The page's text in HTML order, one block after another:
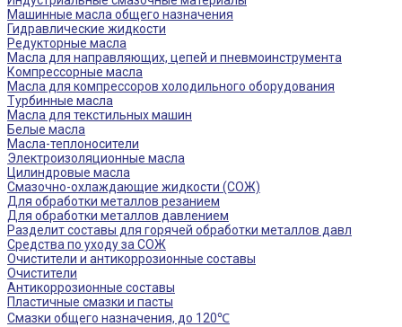
Машинные масла общего назначения
Гидравлические жидкости
Редукторные масла
Масла для направляющих, цепей и пневмоинструмента
Компрессорные масла
Масла для компрессоров холодильного оборудования
Турбинные масла
Масла для текстильных машин
Белые масла
Масла-теплоносители
Электроизоляционные масла
Цилиндровые масла
Смазочно-охлаждающие жидкости (СОЖ)
Для обработки металлов резанием
Для обработки металлов давлением
Разделит составы для горячей обработки металлов давл
Средства по уходу за СОЖ
Очистители и антикоррозионные составы
Очистители
Антикоррозионные составы
Пластичные смазки и пасты
Смазки общего назначения, до 120℃